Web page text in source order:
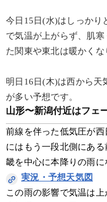
今日15日(水)はしっかり
で気温が上がらず、肌
た関東や東北は暖かくな
明日16日(木)は西から天
が多い予想です。
山形〜新潟付近はフェ
前線を伴った低気圧が
にはもう一段北側にあ
畿を中心に本降りの雨に
実況・予想天気図
この雨の影響で気温は